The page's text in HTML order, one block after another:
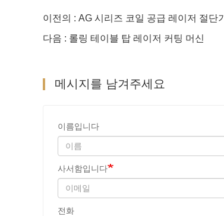
이전의 : AG 시리즈 코일 공급 레이저 절단기
다음 : 롤링 테이블 탑 레이저 커팅 머신
메시지를 남겨주세요
이름입니다
사서함입니다
전화